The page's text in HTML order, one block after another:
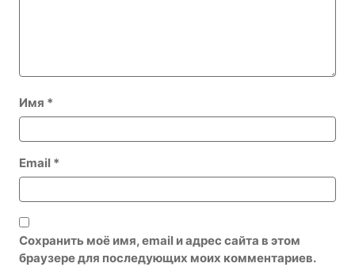
Имя *
Email *
Сохранить моё имя, email и адрес сайта в этом
браузере для последующих моих комментариев.